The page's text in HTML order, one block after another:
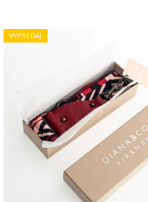
VÝPREDAJ